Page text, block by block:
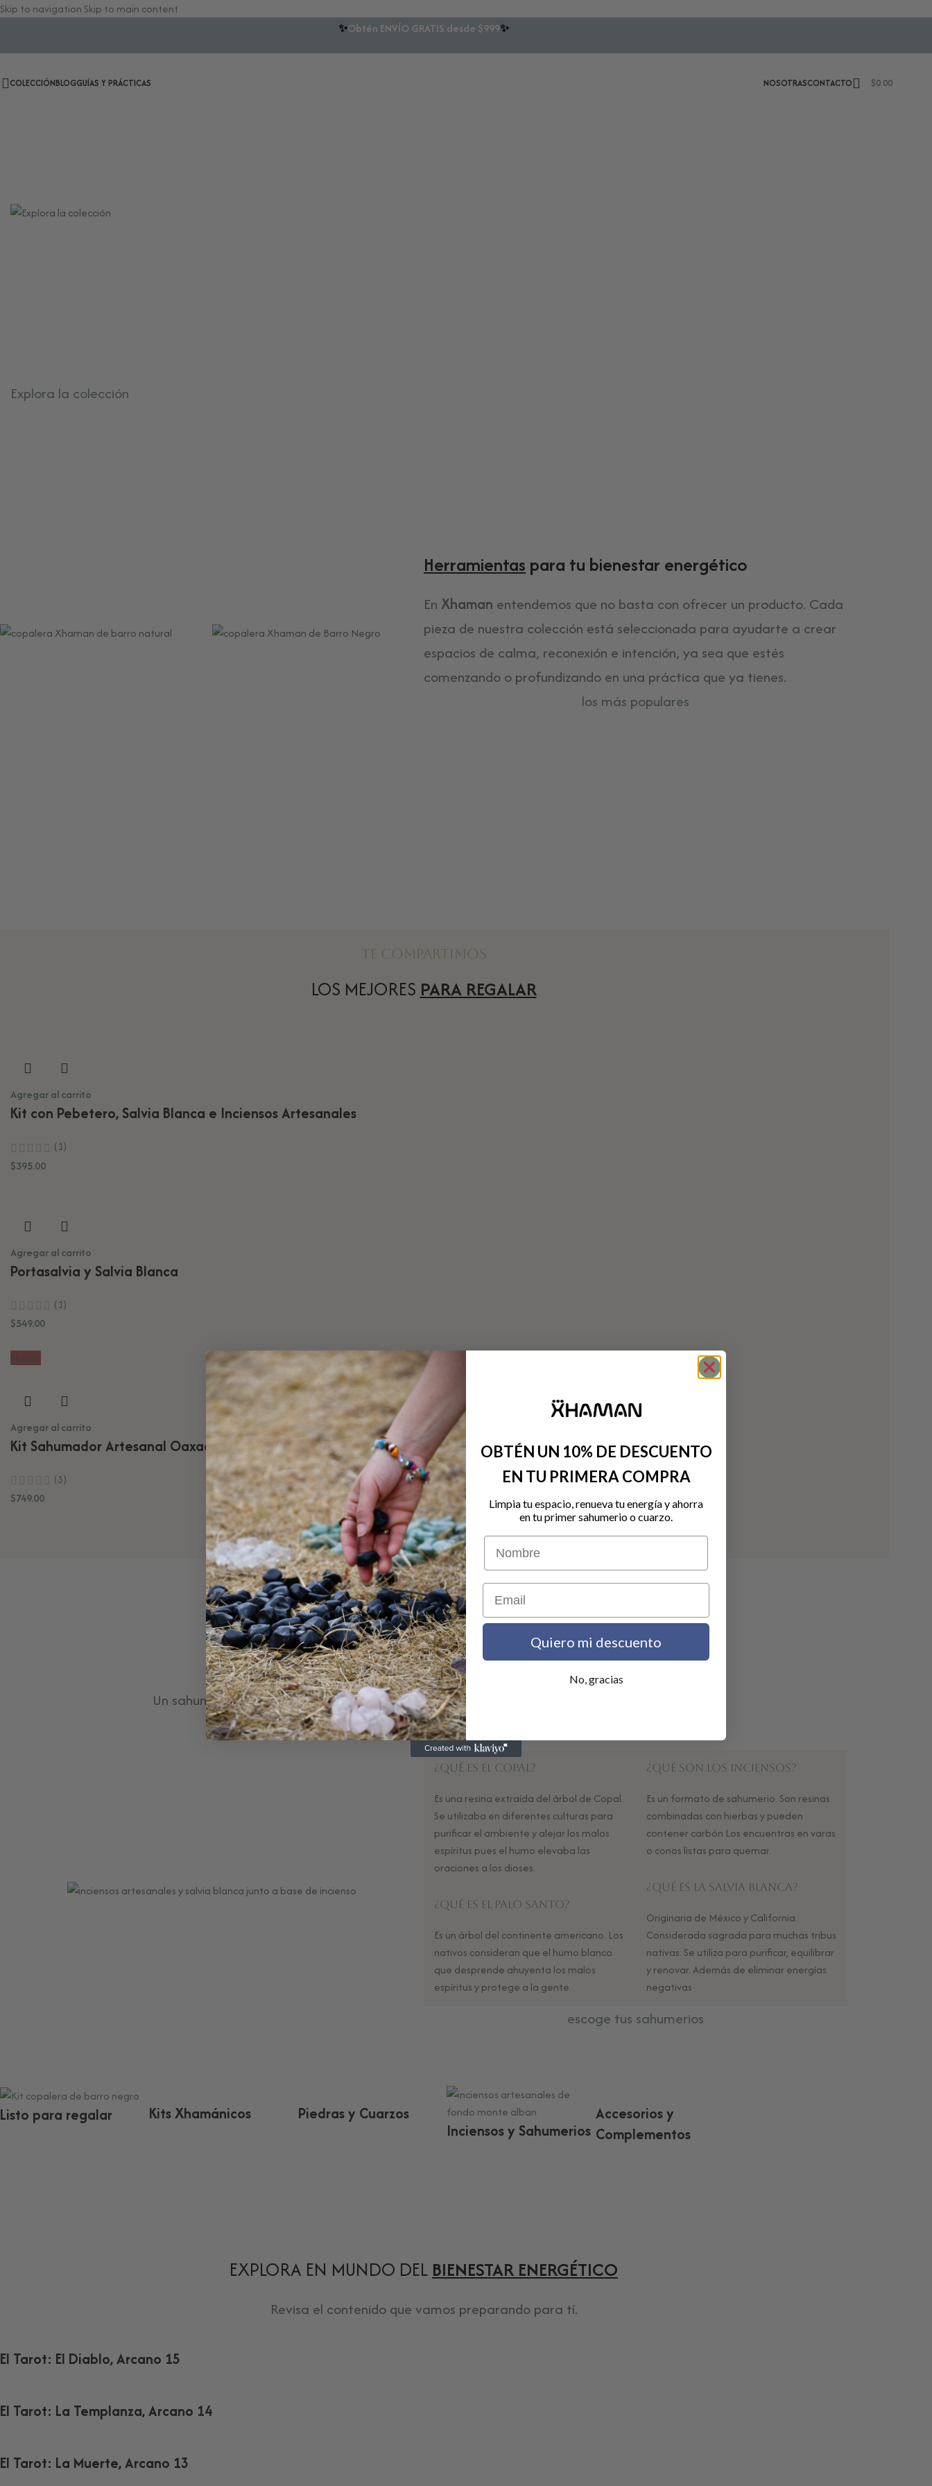
Skip to navigation Skip to main content
✨Obtén ENVÍO GRATIS desde $999✨
COLECCIÓNBLOGGUÍAS Y PRÁCTICAS NOSOTRASCONTACTO $0.00
Explora la colección
Herramientas para tu bienestar energético
En Xhaman entendemos que no basta con ofrecer un producto. Cada
pieza de nuestra colección está seleccionada para ayudarte a crear
espacios de calma, reconexión e intención, ya sea que estés
comenzando o profundizando en una práctica que ya tienes.
los más populares
Te compartimos
LOS MEJORES PARA REGALAR
Agregar al carrito
Kit con Pebetero, Salvia Blanca e Inciensos Artesanales
(1)
$395.00
Agregar al carrito
Portasalvia y Salvia Blanca
(1)
$549.00
Nuevo
Agregar al carrito
Kit Sahumador Artesanal Oaxaca
(3)
$749.00
Conoce la colección
Conceptos Clave
¿QUÉ ES UNSAHUMERIO?
Un sahumerio son las hierbas, resinas y maderas que se usan para purificar espacios, marcar
intenciones o acompañar meditaciones.
¿Qué es el Copal?
Es una resina extraída del árbol de Copal.
Se utilizaba en diferentes culturas para
purificar el ambiente y alejar los malos
espíritus pues el humo elevaba las
oraciones a los dioses.
¿Qué es el Palo Santo?
Es un árbol del continente americano. Los
nativos consideran que el humo blanco
que desprende ahuyenta los malos
espíritus y protege a la gente.
¿Qué son los Inciensos?
Es un formato de sahumerio. Son resinas
combinadas con hierbas y pueden
contener carbón Los encuentras en varas
o conos listas para quemar.
¿Qué es la Salvia Blanca?
Originaria de México y California.
Considerada sagrada para muchas tribus
nativas. Se utiliza para purificar, equilibrar
y renovar. Además de eliminar energías
negativas
escoge tus sahumerios
Listo para regalar Kits Xhamánicos
Piedras y Cuarzos
Inciensos y Sahumerios
Accesorios y
Complementos
EXPLORA EN MUNDO DEL BIENESTAR ENERGÉTICO
Revisa el contenido que vamos preparando para tí.
El Tarot: El Diablo, Arcano 15
El Tarot: La Templanza, Arcano 14
El Tarot: La Muerte, Arcano 13
OBTÉN UN 10% DE DESCUENTO
EN TU PRIMERA COMPRA
Limpia tu espacio, renueva tu energía y ahorra
en tu primer sahumerio o cuarzo.
Nombre
Email
Quiero mi descuento
No, gracias